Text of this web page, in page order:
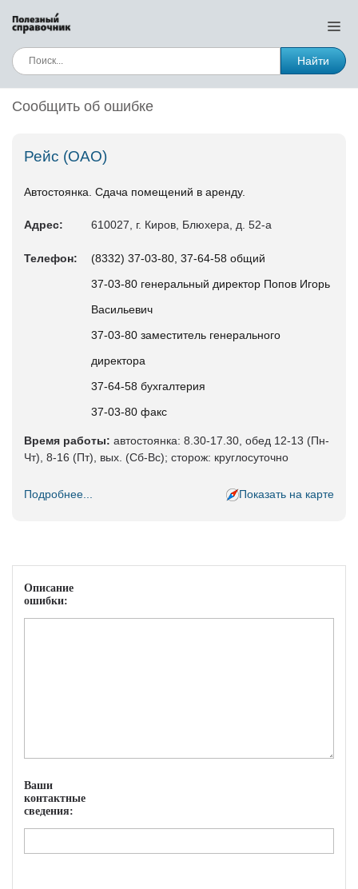
Найти
Сообщить об ошибке
Рейс (ОАО)
Автостоянка. Сдача помещений в аренду.
Адрес: 610027, г. Киров, Блюхера, д. 52-а
Телефон:
(8332) 37-03-80, 37-64-58 общий
37-03-80 генеральный директор Попов Игорь
Васильевич
37-03-80 заместитель генерального
директора
37-64-58 бухгалтерия
37-03-80 факс
Время работы: автостоянка: 8.30-17.30, обед 12-13 (Пн-
Чт), 8-16 (Пт), вых. (Сб-Вс); сторож: круглосуточно
Подробнее... Показать на карте
Описание
ошибки:
Ваши
контактные
сведения: